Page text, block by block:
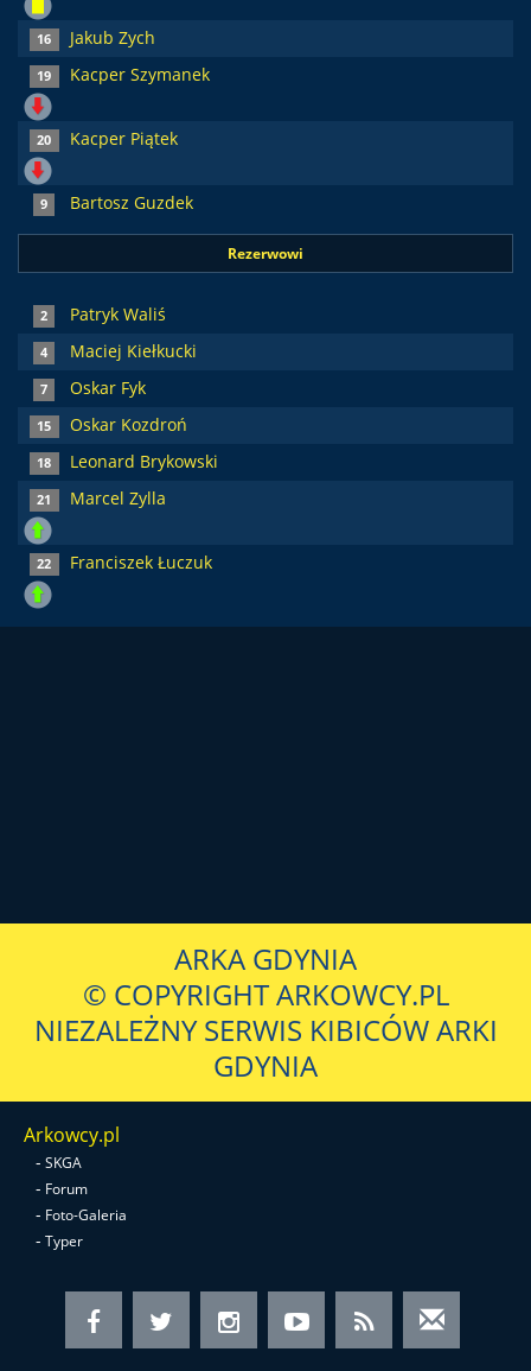
16 Jakub Zych
19 Kacper Szymanek
20 Kacper Piątek
9 Bartosz Guzdek
Rezerwowi
2 Patryk Waliś
4 Maciej Kiełkucki
7 Oskar Fyk
15 Oskar Kozdroń
18 Leonard Brykowski
21 Marcel Zylla
22 Franciszek Łuczuk
ARKA GDYNIA
© COPYRIGHT ARKOWCY.PL
NIEZALEŻNY SERWIS KIBICÓW ARKI
GDYNIA
Arkowcy.pl
- SKGA
- Forum
- Foto-Galeria
- Typer